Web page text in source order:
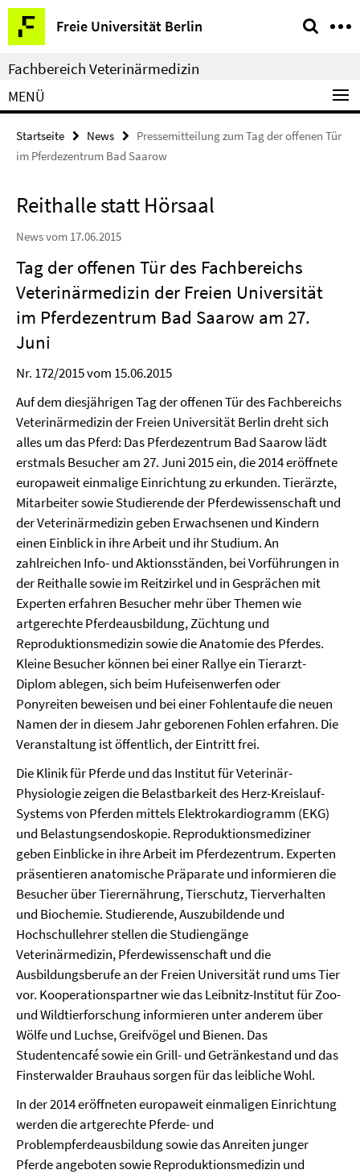
Springe
direkt
zu
Inhalt
Freie Universität Berlin
Service-
Navigation
Fachbereich Veterinärmedizin
MENÜ
Startseite News
Pressemitteilung zum Tag der offenen Tür
im Pferdezentrum Bad Saarow
Reithalle statt Hörsaal
News vom 17.06.2015
Tag der offenen Tür des Fachbereichs
Veterinärmedizin der Freien Universität
im Pferdezentrum Bad Saarow am 27.
Juni
Nr. 172/2015 vom 15.06.2015
Auf dem diesjährigen Tag der offenen Tür des Fachbereichs
Veterinärmedizin der Freien Universität Berlin dreht sich
alles um das Pferd: Das Pferdezentrum Bad Saarow lädt
erstmals Besucher am 27. Juni 2015 ein, die 2014 eröffnete
europaweit einmalige Einrichtung zu erkunden. Tierärzte,
Mitarbeiter sowie Studierende der Pferdewissenschaft und
der Veterinärmedizin geben Erwachsenen und Kindern
einen Einblick in ihre Arbeit und ihr Studium. An
zahlreichen Info- und Aktionsständen, bei Vorführungen in
der Reithalle sowie im Reitzirkel und in Gesprächen mit
Experten erfahren Besucher mehr über Themen wie
artgerechte Pferdeausbildung, Züchtung und
Reproduktionsmedizin sowie die Anatomie des Pferdes.
Kleine Besucher können bei einer Rallye ein Tierarzt-
Diplom ablegen, sich beim Hufeisenwerfen oder
Ponyreiten beweisen und bei einer Fohlentaufe die neuen
Namen der in diesem Jahr geborenen Fohlen erfahren. Die
Veranstaltung ist öffentlich, der Eintritt frei.
Die Klinik für Pferde und das Institut für Veterinär-
Physiologie zeigen die Belastbarkeit des Herz-Kreislauf-
Systems von Pferden mittels Elektrokardiogramm (EKG)
und Belastungsendoskopie. Reproduktionsmediziner
geben Einblicke in ihre Arbeit im Pferdezentrum. Experten
präsentieren anatomische Präparate und informieren die
Besucher über Tierernährung, Tierschutz, Tierverhalten
und Biochemie. Studierende, Auszubildende und
Hochschullehrer stellen die Studiengänge
Veterinärmedizin, Pferdewissenschaft und die
Ausbildungsberufe an der Freien Universität rund ums Tier
vor. Kooperationspartner wie das Leibnitz-Institut für Zoo-
und Wildtierforschung informieren unter anderem über
Wölfe und Luchse, Greifvögel und Bienen. Das
Studentencafé sowie ein Grill- und Getränkestand und das
Finsterwalder Brauhaus sorgen für das leibliche Wohl.
In der 2014 eröffneten europaweit einmaligen Einrichtung
werden die artgerechte Pferde- und
Problempferdeausbildung sowie das Anreiten junger
Pferde angeboten sowie Reproduktionsmedizin und